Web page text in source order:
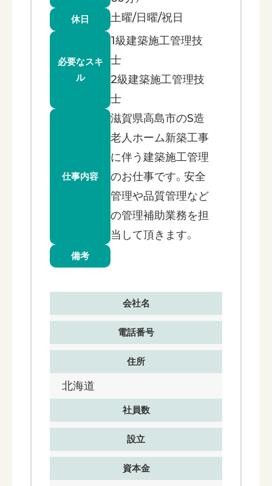
休日 土曜/日曜/祝日
必要なスキ
ル
1級建築施工管理技
士
2級建築施工管理技
士
仕事内容
滋賀県高島市のS造
老人ホーム新築工事
に伴う建築施工管理
のお仕事です。安全
管理や品質管理など
の管理補助業務を担
当して頂きます。
備考
会社名
電話番号
住所
北海道
社員数
設立
資本金